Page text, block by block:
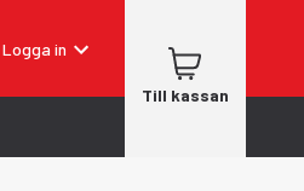
Logga in
Till kassan